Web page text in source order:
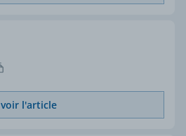
voir l'article